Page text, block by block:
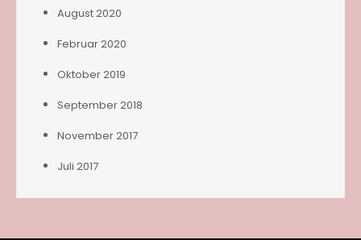
August 2020
Februar 2020
Oktober 2019
September 2018
November 2017
Juli 2017